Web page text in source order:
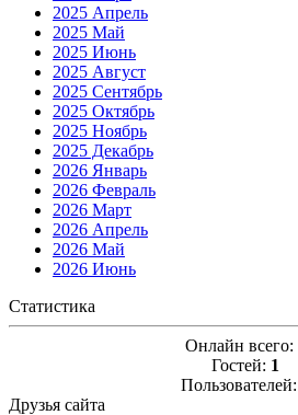
2025 Апрель
2025 Май
2025 Июнь
2025 Август
2025 Сентябрь
2025 Октябрь
2025 Ноябрь
2025 Декабрь
2026 Январь
2026 Февраль
2026 Март
2026 Апрель
2026 Май
2026 Июнь
Статистика
Онлайн всего:
Гостей: 1
Пользователей:
Друзья сайта